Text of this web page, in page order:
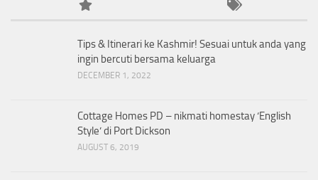
Tips & Itinerari ke Kashmir! Sesuai untuk anda yang
ingin bercuti bersama keluarga
DECEMBER 1, 2022
Cottage Homes PD – nikmati homestay ‘English
Style’ di Port Dickson
AUGUST 6, 2019